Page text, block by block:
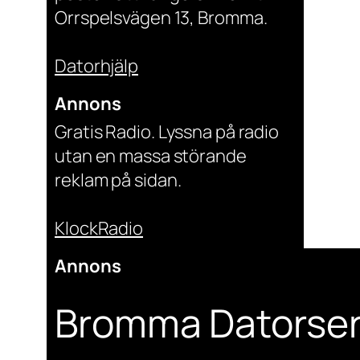
Orrspelsvägen 13, Bromma.
Datorhjälp
Annons
Gratis Radio. Lyssna på radio
utan en massa störande
reklam på sidan.
KlockRadio
Annons
Bromma